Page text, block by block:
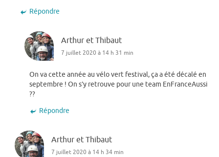
Répondre
Arthur et Thibaut
7 juillet 2020 à 14 h 31 min
On va cette année au vélo vert festival, ça a été décalé en
septembre ! On s’y retrouve pour une team EnFranceAussi
??
Répondre
Arthur et Thibaut
7 juillet 2020 à 14 h 34 min